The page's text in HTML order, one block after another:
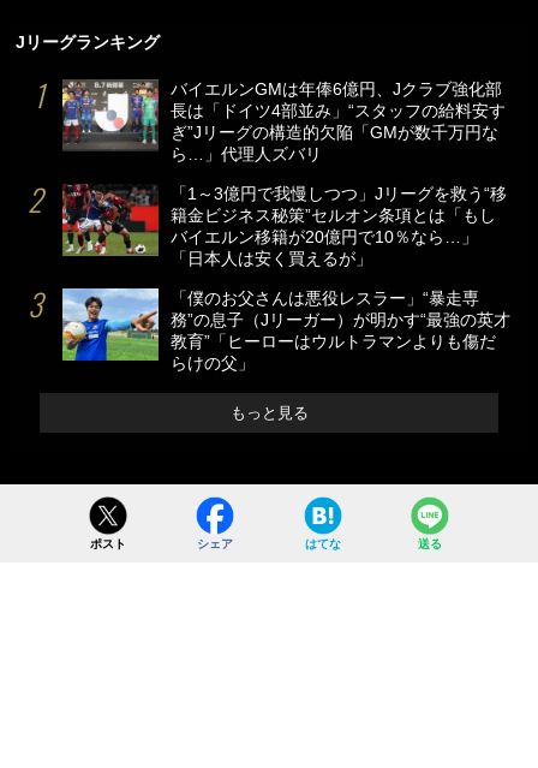
Jリーグランキング
バイエルンGMは年俸6億円、Jクラブ強化部
長は「ドイツ4部並み」“スタッフの給料安す
ぎ”Jリーグの構造的欠陥「GMが数千万円な
ら…」代理人ズバリ
「1～3億円で我慢しつつ」Jリーグを救う“移
籍金ビジネス秘策”セルオン条項とは「もし
バイエルン移籍が20億円で10％なら…」
「日本人は安く買えるが」
「僕のお父さんは悪役レスラー」“暴走専
務”の息子（Jリーガー）が明かす“最強の英才
教育”「ヒーローはウルトラマンよりも傷だ
らけの父」
もっと見る
ポスト シェア はてな 送る